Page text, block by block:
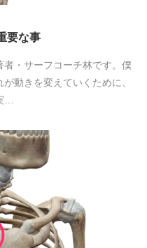
要な事
者・サーフコーチ林です。僕
動きを変えていくために、
…